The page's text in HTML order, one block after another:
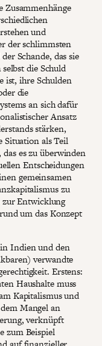
Zusammenhänge
und
der schlimmsten
Schande, das sie
die Schuld
ist, ihre Schulden
die
an sich dafür
Ansatz
stärken,
als Teil
es zu überwinden
Entscheidungen
gemeinsamen
zu
zur Entwicklung
um das Konzept
Indien und den
verwandte
Erstens:
Haushalte muss
Kapitalismus und
Mangel an
verknüpft
zum Beispiel